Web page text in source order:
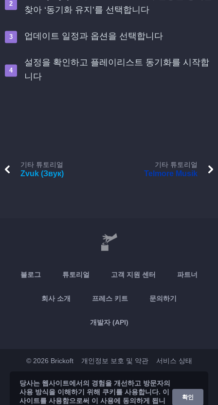
찾아 ‘동기화 유지’를 선택합니다
업데이트 일정과 옵션을 선택합니다
설정을 확인하고 플레이리스트 동기화를 시작합
니다
기타 튜토리얼
Zvuk (Звук)
기타 튜토리얼
Telmore Musik
블로그 튜토리얼 고객 지원 센터 파트너
회사 소개 프레스 키트 문의하기
개발자 (API)
© 2026 Brickoft 개인정보 보호 및 약관 서비스 상태
App Store Google Play
당사는 웹사이트에서의 경험을 개선하고 방문자의
사용 방식을 이해하기 위해 쿠키를 사용합니다. 이
사이트를 사용함으로써 이 사용에 동의하게 됩니
확인